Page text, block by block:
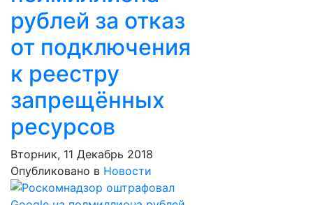
рублей за отказ
от подключения
к реестру
запрещённых
ресурсов
Вторник, 11 Декабрь 2018
Опубликовано в Новости